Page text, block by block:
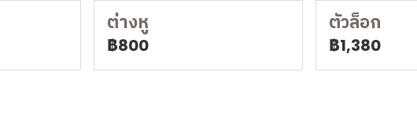
ต่างหู
฿800
ตัวล็อก
฿1,380